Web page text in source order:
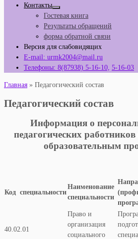
Контакты
Гостевая книга
Результаты обращений
форма обратной связи
Версия для слабовидящих
E-mail: urmk2004@mail.ru
Телефоны: 8(87938) 5-16-10, 5-16-03
Главная » Педагогический состав
Педагогический состав
Информация о
педагогических
образовательным
Код специальности
Наименование
специальности
40.02.01
Право и
организация
социального